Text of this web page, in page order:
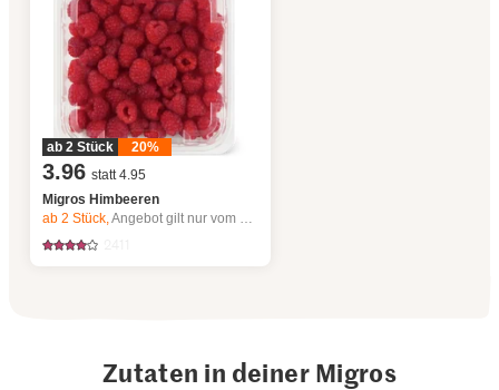
ab 2 Stück 20%
3.96 statt 4.95
Migros Himbeeren
ab 2Stück,Angebot gilt nur vom 6.8. bis 12.8.2026, solange Vorrat.
Zutaten in deiner Migros